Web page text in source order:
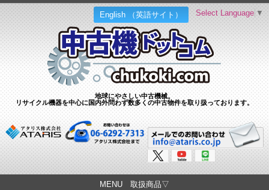
English （英語サイト）
地球にやさしい中古機械。
リサイクル機器を中心に国内外問わず数多くの中古物件を取り扱っております。
Select Language ▼
MENU 取扱商品▽